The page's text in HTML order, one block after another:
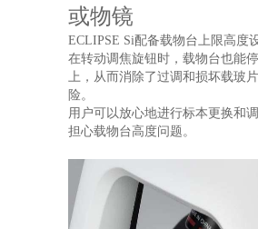
或物镜
ECLIPSE Si配备载物台上限高度
在转动调焦旋钮时，载物台也能
上，从而消除了过调和损坏载玻
险。
用户可以放心地进行标本更换和
担心载物台高度问题。